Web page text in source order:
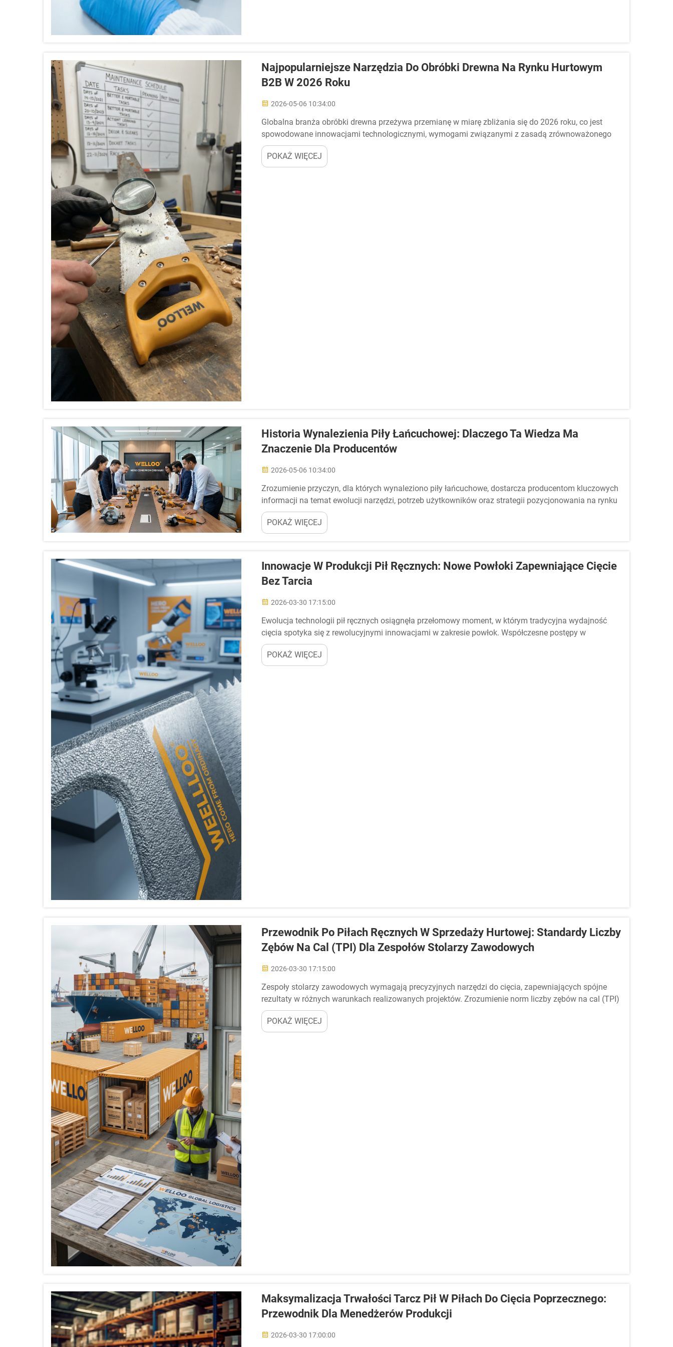
Najpopularniejsze Narzędzia Do Obróbki Drewna Na Rynku Hurtowym
B2B W 2026 Roku
2026-05-06 10:34:00
Globalna branża obróbki drewna przeżywa przemianę w miarę zbliżania się do 2026 roku, co jest
spowodowane innowacjami technologicznymi, wymogami związanymi z zasadą zrównoważonego
rozwoju oraz zmieniającymi się wymaganiami dotyczącymi efektywności produkcji. Zakupujący w
modelu B2B na rynku hurtowym coraz częściej poszukują...
POKAŻ WIĘCEJ
Historia Wynalezienia Piły Łańcuchowej: Dlaczego Ta Wiedza Ma
Znaczenie Dla Producentów
2026-05-06 10:34:00
Zrozumienie przyczyn, dla których wynaleziono piły łańcuchowe, dostarcza producentom kluczowych
informacji na temat ewolucji narzędzi, potrzeb użytkowników oraz strategii pozycjonowania na rynku
– informacji, które nadal mają istotne znaczenie w dzisiejszej branży narzędzi elektrycznych.
Nieoczekiwane pochodzenie piły łańcuchowej z dziedziny medycyny...
POKAŻ WIĘCEJ
Innowacje W Produkcji Pił Ręcznych: Nowe Powłoki Zapewniające Cięcie
Bez Tarcia
2026-03-30 17:15:00
Ewolucja technologii pił ręcznych osiągnęła przełomowy moment, w którym tradycyjna wydajność
cięcia spotyka się z rewolucyjnymi innowacjami w zakresie powłok. Współczesne postępy w
dziedzinie produkcji przekształcają sposób, w jaki specjaliści i rzemieślnicy korzystają z pił ręcznych...
POKAŻ WIĘCEJ
Przewodnik Po Piłach Ręcznych W Sprzedaży Hurtowej: Standardy Liczby
Zębów Na Cal (TPI) Dla Zespołów Stolarzy Zawodowych
2026-03-30 17:15:00
Zespoły stolarzy zawodowych wymagają precyzyjnych narzędzi do cięcia, zapewniających spójne
rezultaty w różnych warunkach realizowanych projektów. Zrozumienie norm liczby zębów na cal (TPI)
przy doborze pił ręcznych staje się kluczowe podczas zakupu narzędzi hurtowych dla...
POKAŻ WIĘCEJ
Maksymalizacja Trwałości Tarcz Pił W Piłach Do Cięcia Poprzecznego:
Przewodnik Dla Menedżerów Produkcji
2026-03-30 17:00:00